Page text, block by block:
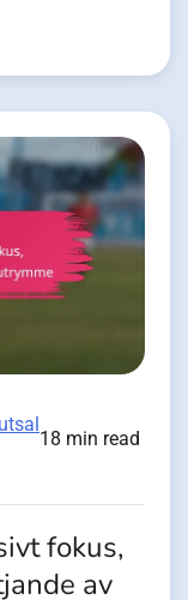
18 min read
fokus,
av